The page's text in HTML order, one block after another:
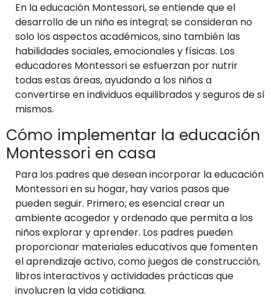
En la educación Montessori, se entiende que el
desarrollo de un niño es integral; se consideran no
solo los aspectos académicos, sino también las
habilidades sociales, emocionales y físicas. Los
educadores Montessori se esfuerzan por nutrir
todas estas áreas, ayudando a los niños a
convertirse en individuos equilibrados y seguros de sí
mismos.
Cómo implementar la educación
Montessori en casa
Para los padres que desean incorporar la educación
Montessori en su hogar, hay varios pasos que
pueden seguir. Primero, es esencial crear un
ambiente acogedor y ordenado que permita a los
niños explorar y aprender. Los padres pueden
proporcionar materiales educativos que fomenten
el aprendizaje activo, como juegos de construcción,
libros interactivos y actividades prácticas que
involucren la vida cotidiana.